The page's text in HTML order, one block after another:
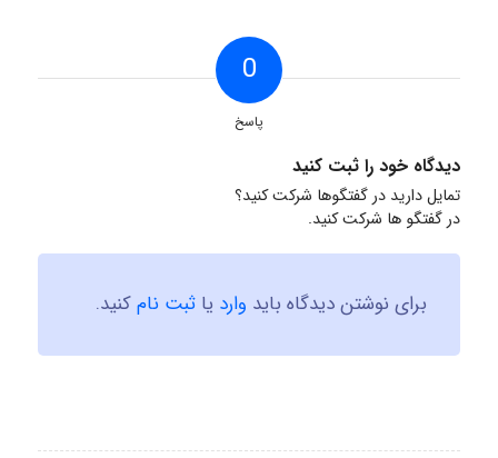
0
پاسخ
دیدگاه خود را ثبت کنید
تمایل دارید در گفتگوها شرکت کنید؟
در گفتگو ها شرکت کنید.
برای نوشتن دیدگاه باید وارد یا ثبت نامکنید.